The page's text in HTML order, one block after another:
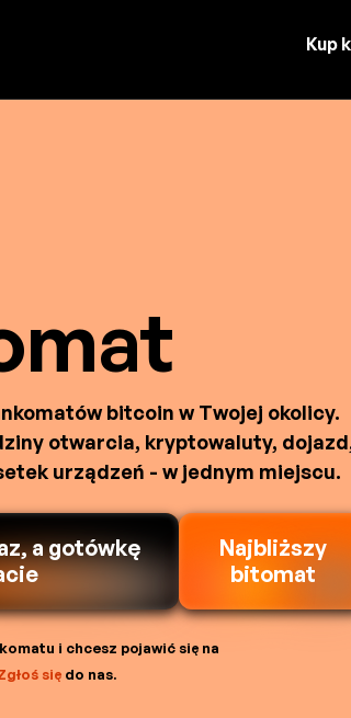
Kup
bitcoin w Twojej okolicy.
otwarcia, kryptowaluty,
urządzeń - w jednym miejscu.
a gotówkę
Najbliższy
bitomat
i chcesz pojawić się na
siędo nas.